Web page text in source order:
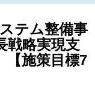
テム整備事
戦略実現支
【施策目標7